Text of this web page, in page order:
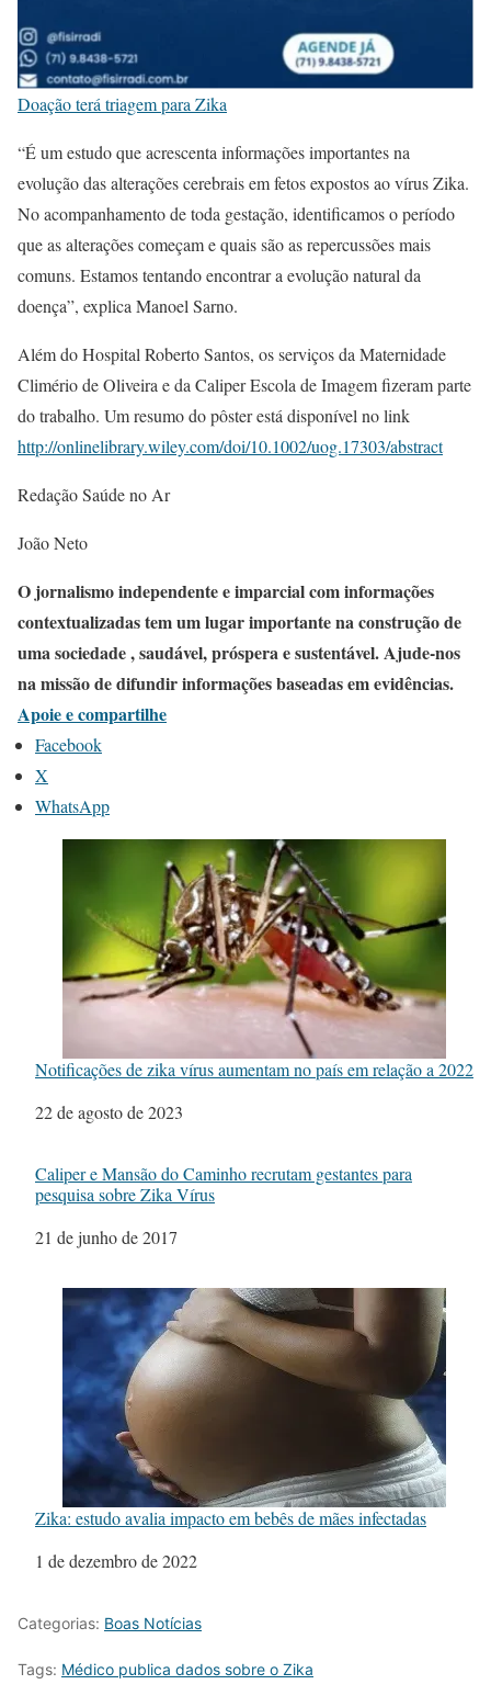
Doação terá triagem para Zika
“É um estudo que acrescenta informações importantes na
evolução das alterações cerebrais em fetos expostos ao vírus Zika.
No acompanhamento de toda gestação, identificamos o período
que as alterações começam e quais são as repercussões mais
comuns. Estamos tentando encontrar a evolução natural da
doença”, explica Manoel Sarno.
Além do Hospital Roberto Santos, os serviços da Maternidade
Climério de Oliveira e da Caliper Escola de Imagem fizeram parte
do trabalho. Um resumo do pôster está disponível no link
http://onlinelibrary.wiley.com/doi/10.1002/uog.17303/abstract
Redação Saúde no Ar
João Neto
O jornalismo independente e imparcial com informações
contextualizadas tem um lugar importante na construção de
uma sociedade , saudável, próspera e sustentável. Ajude-nos
na missão de difundir informações baseadas em evidências.
Apoie e compartilhe
Facebook
X
WhatsApp
Notificações de zika vírus aumentam no país em relação a 2022
Data
22 de agosto de 2023
Caliper e Mansão do Caminho recrutam gestantes para
pesquisa sobre Zika Vírus
Data
21 de junho de 2017
Zika: estudo avalia impacto em bebês de mães infectadas
Data
1 de dezembro de 2022
Categorias: Boas Notícias
Tags: Médico publica dados sobre o Zika